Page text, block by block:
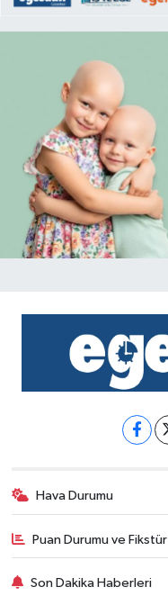
Hava Durumu
Puan Durumu ve Fikstür
Son Dakika Haberleri